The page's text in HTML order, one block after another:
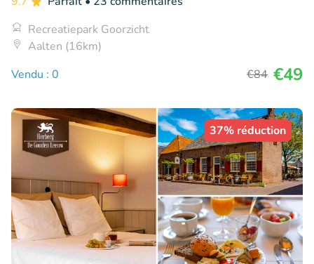
Recreatiepark Goorzicht
Aalten (16km)
Vendu : 0
€84 €49
37% réduction